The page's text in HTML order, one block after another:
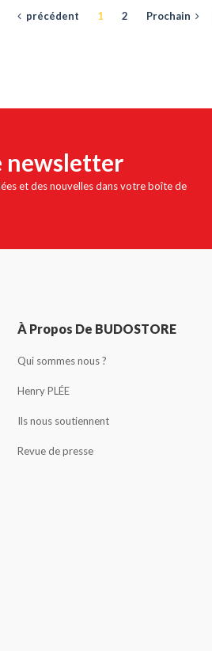
précédent 1 2 Prochain
newsletter
et des nouvelles dans votre boîte de
À Propos De BUDOSTORE
Qui sommes nous ?
Henry PLÉE
Ils nous soutiennent
Revue de presse